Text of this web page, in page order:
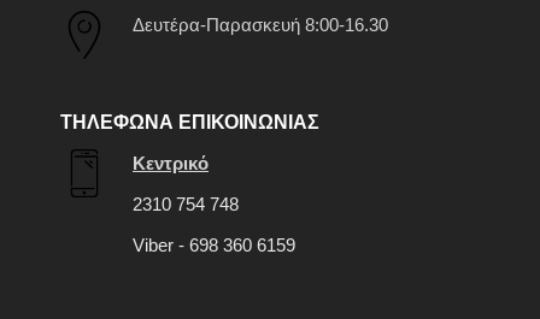
Δευτέρα-Παρασκευή 8:00-16.30
ΤΗΛΕΦΩΝΑ ΕΠΙΚΟΙΝΩΝΙΑΣ
Κεντρικό
2310 754 748
Viber - 698 360 6159